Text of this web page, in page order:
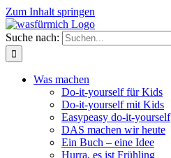
Zum Inhalt springen
Suche nach:
Was machen
Do-it-yourself für Kids
Do-it-yourself mit Kids
Easypeasy do-it-yourself
DAS machen wir heute
Ein Buch – eine Idee
Hurra, es ist Frühling